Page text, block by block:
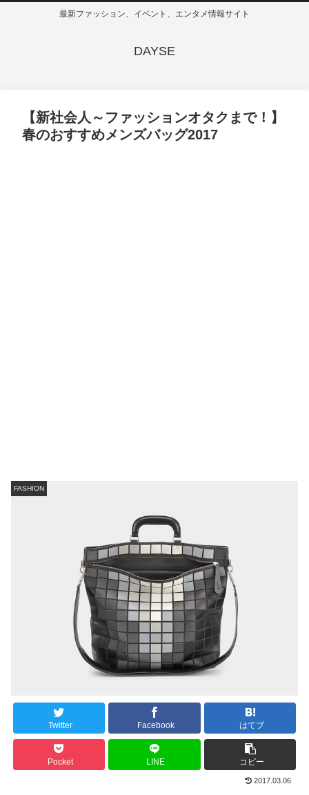
最新ファッション、イベント、エンタメ情報サイト
DAYSE
【新社会人～ファッションオタクまで！】
春のおすすめメンズバッグ2017
FASHION
Twitter Facebook はてブ
Pocket LINE コピー
2017.03.06